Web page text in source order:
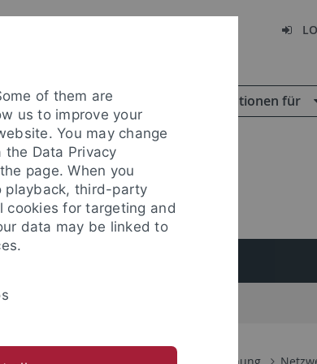
Informationen für
(ZGD)
und Diversität
und Diversitätsforschung (ZGD) Forschung
of them are
us to improve your
You may change
Data Privacy
page. When you
playback, third-party
cookies for targeting and
data may be linked to